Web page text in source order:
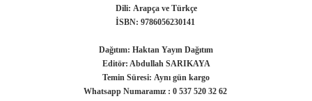
Dili: Arapça ve Türkçe
İSBN: 9786056230141
Dağıtım: Haktan Yayın Dağıtım
Editör: Abdullah SARIKAYA
Temin Süresi: Aynı gün kargo
Whatsapp Numaramız : 0 537 520 32 62